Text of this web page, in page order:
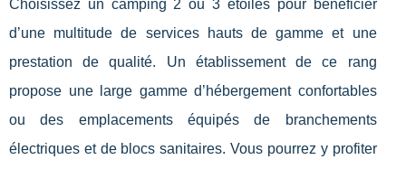
Choisissez un camping 2 ou 3 étoiles pour bénéficier
d’une multitude de services hauts de gamme et une
prestation de qualité. Un établissement de ce rang
propose une large gamme d’hébergement confortables
ou des emplacements équipés de branchements
électriques et de blocs sanitaires. Vous pourrez y profiter